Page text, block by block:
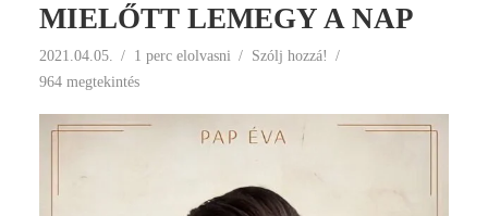
MIELŐTT LEMEGY A NAP
2021.04.05. 1 perc elolvasni
Szólj hozzá!
964 megtekintés